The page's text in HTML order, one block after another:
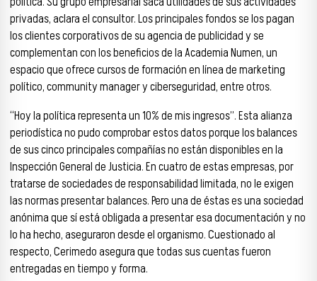
privadas, aclara el consultor. Los principales fondos se los pagan
los clientes corporativos de su agencia de publicidad y se
complementan con los beneficios de la Academia Numen, un
espacio que ofrece cursos de formación en línea de marketing
político, community manager y ciberseguridad, entre otros.
“Hoy la política representa un 10% de mis ingresos”. Esta alianza
periodística no pudo comprobar estos datos porque los balances
de sus cinco principales compañías no están disponibles en la
Inspección General de Justicia. En cuatro de estas empresas, por
tratarse de sociedades de responsabilidad limitada, no le exigen
las normas presentar balances. Pero una de éstas es una sociedad
anónima que sí está obligada a presentar esa documentación y no
lo ha hecho, aseguraron desde el organismo. Cuestionado al
respecto, Cerimedo asegura que todas sus cuentas fueron
entregadas en tiempo y forma.